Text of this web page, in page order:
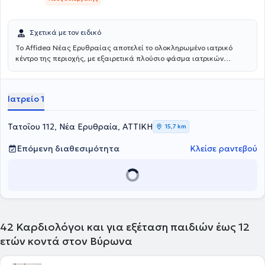
Σχετικά με τον ειδικό
Το Affidea Νέας Ερυθραίας αποτελεί το ολοκληρωμένο ιατρικό
κέντρο της περιοχής, με εξαιρετικά πλούσιο φάσμα ιατρικών
υπηρεσίες, την ουρολογία με δυνατότητα κυστεοσκόπησης, τη
ένας πλήρης ιατρικός προορισμός για κάθε ανάγκη.
Ιατρείο 1
Τατοΐου 112, Νέα Ερυθραία, ΑΤΤΙΚΗ 15,7 km
Επόμενη διαθεσιμότητα Κλείσε ραντεβού
42 Καρδιολόγοι και για εξέταση παιδιών έως 12
ετών κοντά στον Βύρωνα